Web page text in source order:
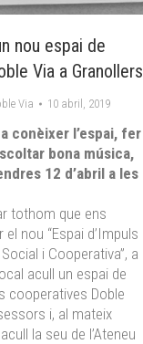
nou espai de
Via a Granollers
Via 10 abril, 2019
conèixer l’espai, fer
bona música,
12 d’abril a les
tothom que ens
nou “Espai d’Impuls
i Cooperativa”, a
acull un espai de
cooperatives Doble
i, al mateix
la seu de l’Ateneu